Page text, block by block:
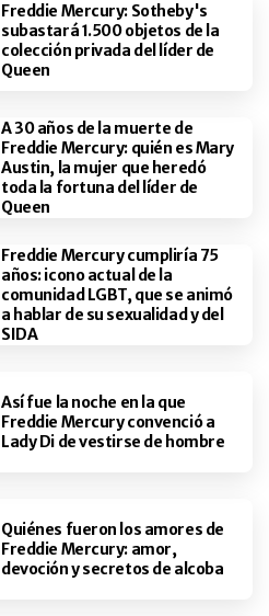
Freddie Mercury: Sotheby's
subastará 1.500 objetos de la
colección privada del líder de
Queen
A 30 años de la muerte de
Freddie Mercury: quién es Mary
Austin, la mujer que heredó
toda la fortuna del líder de
Queen
Freddie Mercury cumpliría 75
años: icono actual de la
comunidad LGBT, que se animó
a hablar de su sexualidad y del
SIDA
Así fue la noche en la que
Freddie Mercury convenció a
Lady Di de vestirse de hombre
Quiénes fueron los amores de
Freddie Mercury: amor,
devoción y secretos de alcoba